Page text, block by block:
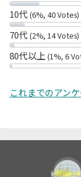
10代(6%, 40 Votes)
70代(2%, 14 Votes)
80代以上 (1%, 6
これまでのアン